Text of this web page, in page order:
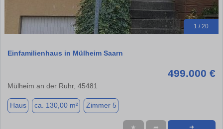
1 / 20
Einfamilienhaus in Mülheim Saarn
499.000 €
Mülheim an der Ruhr, 45481
Haus ca. 130,00 m² Zimmer 5
★ ➦ ➜